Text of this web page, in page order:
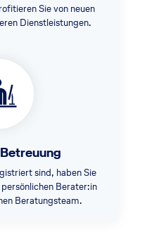
Sie von neuen
Dienstleistungen.
sind, haben Sie
Berater:in
Beratungsteam.